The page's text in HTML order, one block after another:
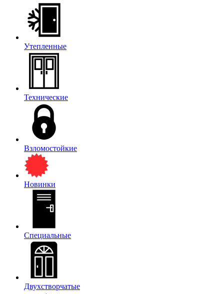
Утепленные
Технические
Взломостойкие
Новинки
Специальные
Двухстворчатые